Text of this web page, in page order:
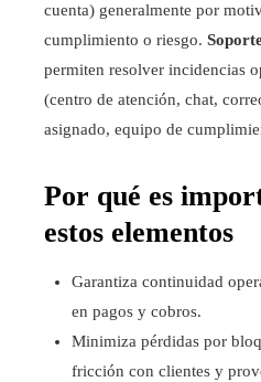
cuenta) generalmente por
cumplimiento o riesgo.
permiten resolver incidencias
(centro de atención, chat,
asignado, equipo de
Por qué es
estos elementos
Garantiza continuidad
en pagos y cobros.
Minimiza pérdidas por
fricción con clientes y